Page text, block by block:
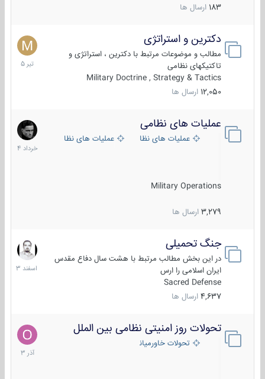
183 ارسال ها
دکترین و استراتژی
مطالب و موضوعات مرتبط با دکترین ، استراتژی و
تاکتیکهای نظامی
Military Doctrine , Strategy & Tactics
12,050 ارسال ها
27
تیر
1405
عملیات های نظامی
عملیات های نظامی ایرانعملیات های نظامی خارجی
Military Operations
3,279 ارسال ها
5
خرداد
1404
جنگ تحمیلی
در این بخش مطالب مرتبط با هشت سال دفاع مقدس
ایران اسلامی را ارس
Sacred Defense
4,637 ارسال ها
20
اسفند
1403
تحولات روز امنیتی نظامی بین الملل
تحولات خاورمیانه
21
آذر
1403